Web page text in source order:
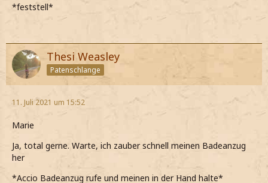
*feststell*
Thesi Weasley
Patenschlange
11. Juli 2021 um 15:52
Marie
Ja, total gerne. Warte, ich zauber schnell meinen Badeanzug
her
*Accio Badeanzug rufe und meinen in der Hand halte*